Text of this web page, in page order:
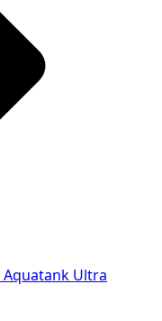
Aquatank Ultra